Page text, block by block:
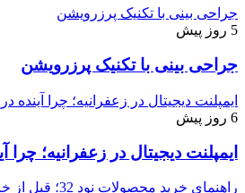
جراحی بینی با تکنیک پرزرویشن
5 روز پیش
جراحی بینی با تکنیک پرزرویشن
ایمپلنت دیجیتال در زعفرانیه؛ چرا
6 روز پیش
ایمپلنت دیجیتال در زعفرانیه؛
راهنمای خرید محصولات نود 32؛ قبل از خرید این نکات مهم را بدانید